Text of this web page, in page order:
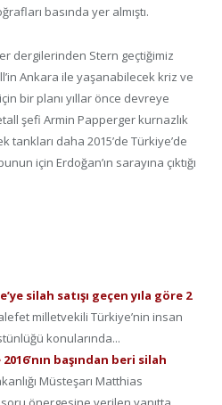
basında yer almıştı.
dergilerinden Stern geçtiğimiz
Ankara ile yaşanabilecek kriz ve
bir planı yıllar önce devreye
şefi Armin Papperger kurnazlık
tankları daha 2015’de Türkiye’de
için Erdoğan’ın sarayına çıktığı
silah satışı geçen yıla göre 2
milletvekili Türkiye’nin insan
konularında...
başından beri silah
Müsteşarı Matthias